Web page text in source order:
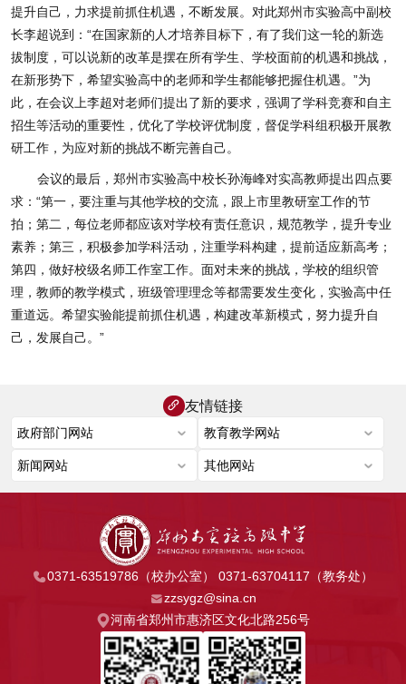
提升自己，力求提前抓住机遇，不断发展。对此郑州市实验高中副校
长李超说到：“在国家新的人才培养目标下，有了我们这一轮的新选
拔制度，可以说新的改革是摆在所有学生、学校面前的机遇和挑战，
在新形势下，希望实验高中的老师和学生都能够把握住机遇。”为
此，在会议上李超对老师们提出了新的要求，强调了学科竞赛和自主
招生等活动的重要性，优化了学校评优制度，督促学科组积极开展教
研工作，为应对新的挑战不断完善自己。
会议的最后，郑州市实验高中校长孙海峰对实高教师提出四点要
求：“第一，要注重与其他学校的交流，跟上市里教研室工作的节
拍；第二，每位老师都应该对学校有责任意识，规范教学，提升专业
素养；第三，积极参加学科活动，注重学科构建，提前适应新高考；
第四，做好校级名师工作室工作。面对未来的挑战，学校的组织管
理，教师的教学模式，班级管理理念等都需要发生变化，实验高中任
重道远。希望实验能提前抓住机遇，构建改革新模式，努力提升自
己，发展自己。”
友情链接
0371-63519786（校办公室） 0371-63704117（教务处）
zzsygz@sina.cn
河南省郑州市惠济区文化北路256号